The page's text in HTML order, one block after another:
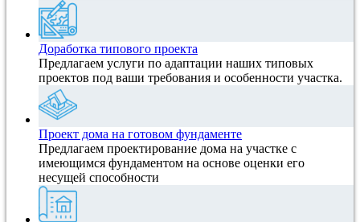
Доработка типового проекта
Предлагаем услуги по адаптации наших типовых
проектов под ваши требования и особенности участка.
Проект дома на готовом фундаменте
Предлагаем проектирование дома на участке с
имеющимся фундаментом на основе оценки его
несущей способности